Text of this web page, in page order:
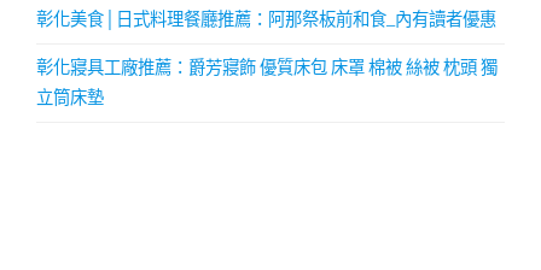
彰化美食│日式料理餐廳推薦：阿那祭板前和食_內有讀者優惠
彰化寢具工廠推薦：爵芳寢飾 優質床包 床罩 棉被 絲被 枕頭 獨
立筒床墊